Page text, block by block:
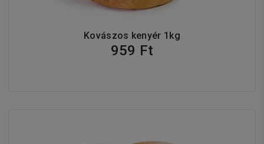
Kovászos kenyér 1kg
959 Ft